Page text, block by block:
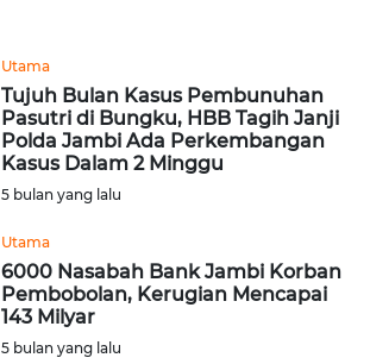
Utama
Tujuh Bulan Kasus Pembunuhan
Pasutri di Bungku, HBB Tagih Janji
Polda Jambi Ada Perkembangan
Kasus Dalam 2 Minggu
5 bulan yang lalu
Utama
6000 Nasabah Bank Jambi Korban
Pembobolan, Kerugian Mencapai
143 Milyar
5 bulan yang lalu